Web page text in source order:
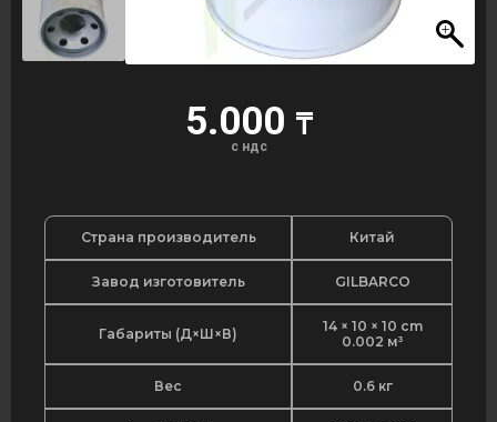
5.000 ₸
с ндс
Страна производитель Китай
Завод изготовитель GILBARCO
Габариты (Д×Ш×В)
14 × 10 × 10 cm
0.002 м³
Вес 0.6 кг